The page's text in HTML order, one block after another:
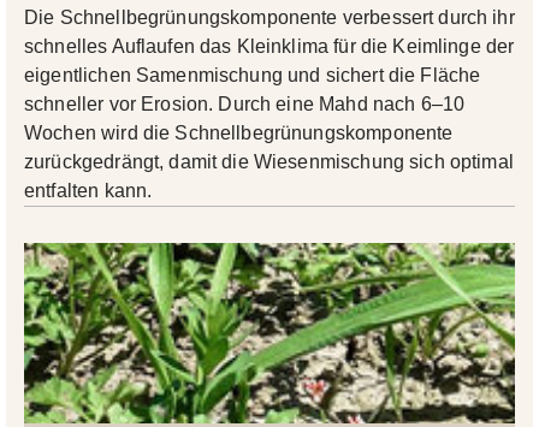
Die Schnellbegrünungskomponente verbessert durch ihr
schnelles Auflaufen das Kleinklima für die Keimlinge der
eigentlichen Samenmischung und sichert die Fläche
schneller vor Erosion. Durch eine Mahd nach 6–10
Wochen wird die Schnellbegrünungskomponente
zurückgedrängt, damit die Wiesenmischung sich optimal
entfalten kann.